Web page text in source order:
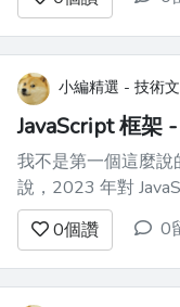
function(){ return Math.random() } let
giveMeRandom =
小編精選 - 技術
JavaScript 框架
我不是第一個這麼
說，2023 年對
不平凡的一年。我們
最終顯示出它們可
復興，如果您不注
相當重大的轉變。 我預計 2024 年將繼
0個讚 0